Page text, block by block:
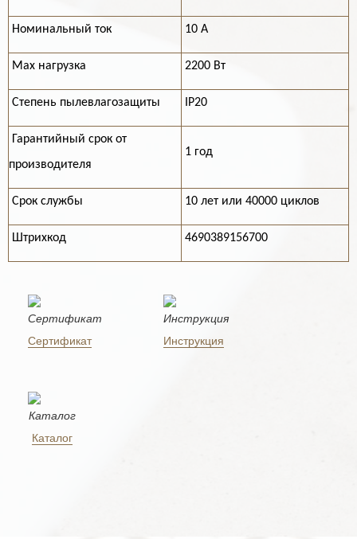
Номинальный ток 10 А
Max нагрузка 2200 Вт
Степень пылевлагозащиты IP20
Гарантийный срок от
производителя
1 год
Срок службы 10 лет или 40000 циклов
Штрихкод 4690389156700
Сертификат Инструкция
Каталог